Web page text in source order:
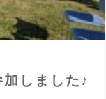
しました♪